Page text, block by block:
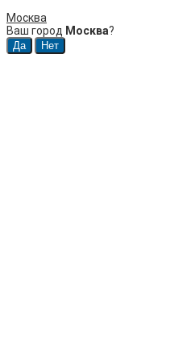
Москва
Ваш город Москва?